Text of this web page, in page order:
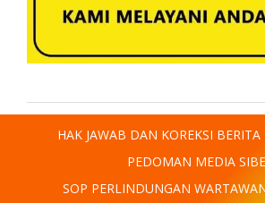
HAK JAWAB DAN KOREKSI BERITA
PEDOMAN MEDIA
SOP PERLINDUNGAN